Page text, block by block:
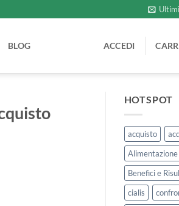
BLOG ACCEDI
HOTSPOT
acquisto
Alimentazione
Benefici e
cialis